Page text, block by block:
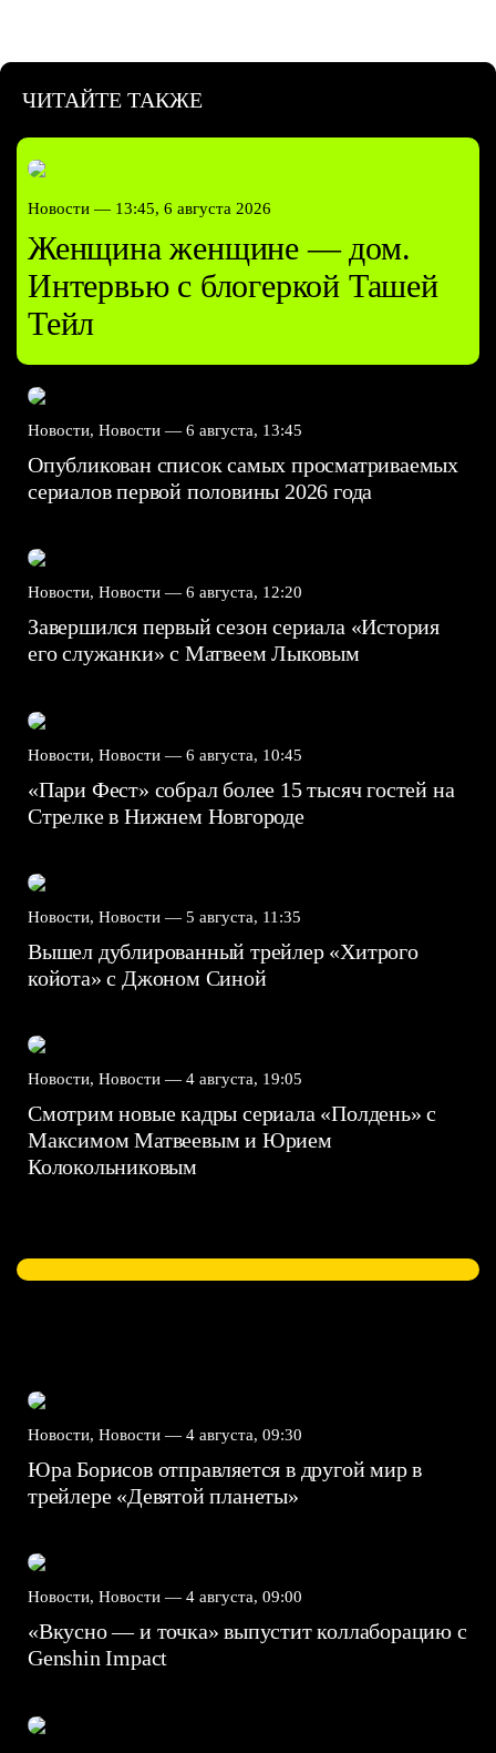
ЧИТАЙТЕ ТАКЖЕ
Новости — 13:45, 6 августа 2026
Женщина женщине — дом.
Интервью с блогеркой Ташей
Тейл
Новости, Новости — 6 августа, 13:45
Опубликован список самых просматриваемых
сериалов первой половины 2026 года
Новости, Новости — 6 августа, 12:20
Завершился первый сезон сериала «История
его служанки» с Матвеем Лыковым
Новости, Новости — 6 августа, 10:45
«Пари Фест» собрал более 15 тысяч гостей на
Стрелке в Нижнем Новгороде
Новости, Новости — 5 августа, 11:35
Вышел дублированный трейлер «Хитрого
койота» с Джоном Синой
Новости, Новости — 4 августа, 19:05
Смотрим новые кадры сериала «Полдень» с
Максимом Матвеевым и Юрием
Колокольниковым
Новости, Новости — 4 августа, 09:30
Юра Борисов отправляется в другой мир в
трейлере «Девятой планеты»
Новости, Новости — 4 августа, 09:00
«Вкусно — и точка» выпустит коллаборацию с
Genshin Impact⁠⁠